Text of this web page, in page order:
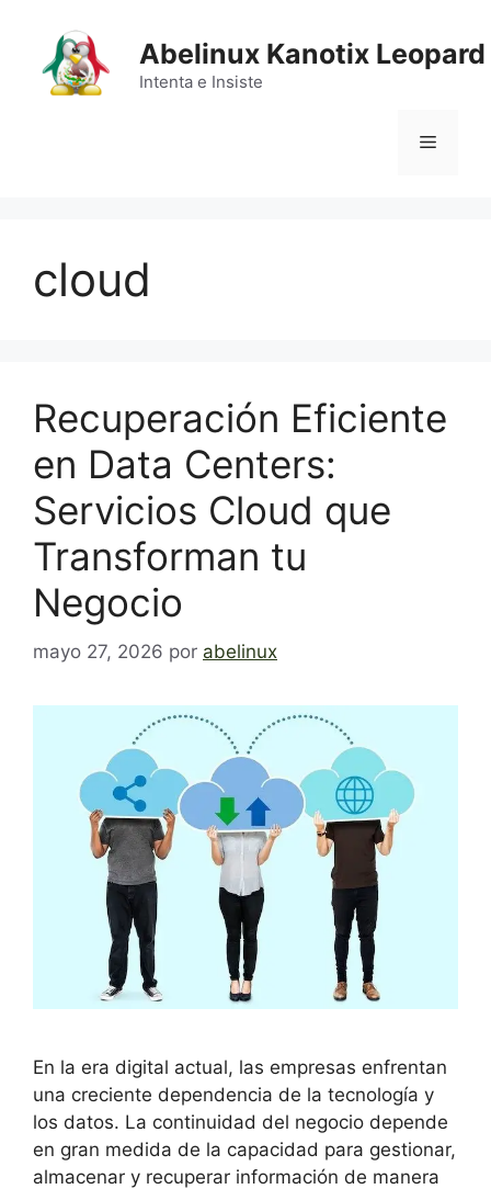
contenido
Abelinux Kanotix Leopard
Intenta e Insiste
Menú
cloud
Recuperación Eficiente
en Data Centers:
Servicios Cloud que
Transforman tu
Negocio
mayo 27, 2026 por abelinux
En la era digital actual, las empresas enfrentan
una creciente dependencia de la tecnología y
los datos. La continuidad del negocio depende
en gran medida de la capacidad para gestionar,
almacenar y recuperar información de manera